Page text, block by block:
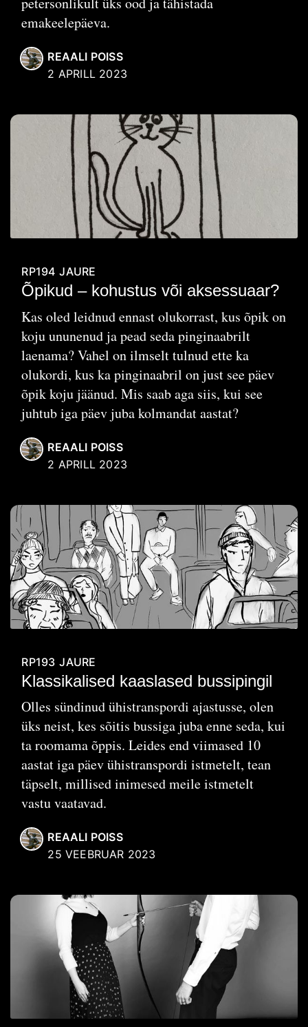
emakeelepäeva.
REAALI POISS
2 APRILL 2023
RP194 JAURE
Õpikud – kohustus või aksessuaar?
Kas oled leidnud ennast olukorrast, kus õpik on
koju ununenud ja pead seda pinginaabrilt
laenama? Vahel on ilmselt tulnud ette ka
olukordi, kus ka pinginaabril on just see päev
õpik koju jäänud. Mis saab aga siis, kui see
juhtub iga päev juba kolmandat aastat?
REAALI POISS
2 APRILL 2023
RP193 JAURE
Klassikalised kaaslased bussipingil
Olles sündinud ühistranspordi ajastusse, olen
üks neist, kes sõitis bussiga juba enne seda, kui
ta roomama õppis. Leides end viimased 10
aastat iga päev ühistranspordi istmetelt, tean
täpselt, millised inimesed meile istmetelt
vastu vaatavad.
REAALI POISS
25 VEEBRUAR 2023